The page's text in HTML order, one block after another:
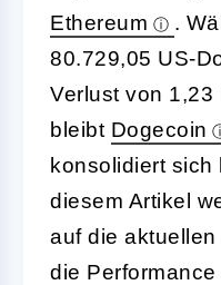
Ethereum
.
80.729,05 US-
Verlust von 1,23
bleibt Dogecoin
konsolidiert sich
diesem Artikel
auf die
die